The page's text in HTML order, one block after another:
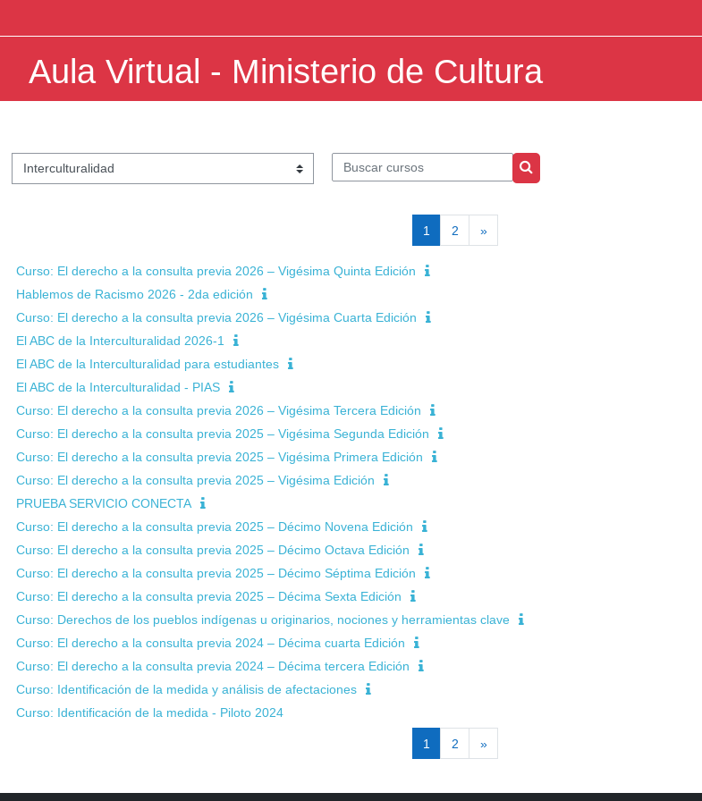
Aula Virtual - Ministerio de Cultura
Buscar cursos
Buscar cursos
1 Página 1
2Página 2
»Siguiente página
Curso: El derecho a la consulta previa 2026 – Vigésima Quinta Edición
Hablemos de Racismo 2026 - 2da edición
Curso: El derecho a la consulta previa 2026 – Vigésima Cuarta Edición
El ABC de la Interculturalidad 2026-1
El ABC de la Interculturalidad para estudiantes
El ABC de la Interculturalidad - PIAS
Curso: El derecho a la consulta previa 2026 – Vigésima Tercera Edición
Curso: El derecho a la consulta previa 2025 – Vigésima Segunda Edición
Curso: El derecho a la consulta previa 2025 – Vigésima Primera Edición
Curso: El derecho a la consulta previa 2025 – Vigésima Edición
PRUEBA SERVICIO CONECTA
Curso: El derecho a la consulta previa 2025 – Décimo Novena Edición
Curso: El derecho a la consulta previa 2025 – Décimo Octava Edición
Curso: El derecho a la consulta previa 2025 – Décimo Séptima Edición
Curso: El derecho a la consulta previa 2025 – Décima Sexta Edición
Curso: Derechos de los pueblos indígenas u originarios, nociones y herramientas clave
Curso: El derecho a la consulta previa 2024 – Décima cuarta Edición
Curso: El derecho a la consulta previa 2024 – Décima tercera Edición
Curso: Identificación de la medida y análisis de afectaciones
Curso: Identificación de la medida - Piloto 2024
1 Página 1
2Página 2
»Siguiente página